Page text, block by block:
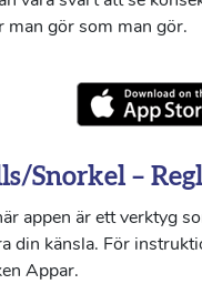
man gör som man gör.
Snorkel –
appen är ett verktyg
din känsla. För
Appar.